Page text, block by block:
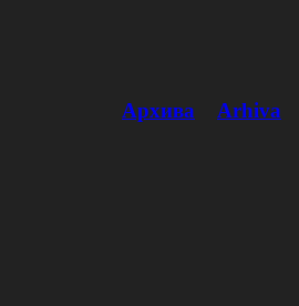
Архива Arhiva